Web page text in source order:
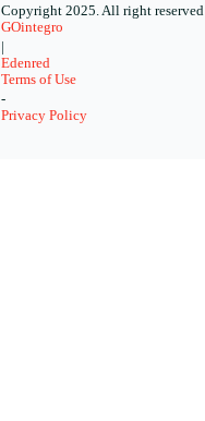
Copyright 2025. All right reserved
GOintegro
Edenred
Terms of Use
-
Privacy Policy